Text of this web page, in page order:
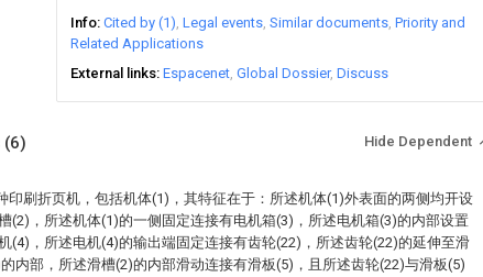
Info Cited by (1) Legal events Similar documents Priority and
Related Applications
External links Espacenet Global Dossier Discuss
(6) Hide Dependent
印刷折页机，包括机体(1)，其特征在于：所述机体(1)外表面的两侧均开设
(2)，所述机体(1)的一侧固定连接有电机箱(3)，所述电机箱(3)的内部设置
(4)，所述电机(4)的输出端固定连接有齿轮(22)，所述齿轮(22)的延伸至滑
内部，所述滑槽(2)的内部滑动连接有滑板(5)，且所述齿轮(22)与滑板(5)